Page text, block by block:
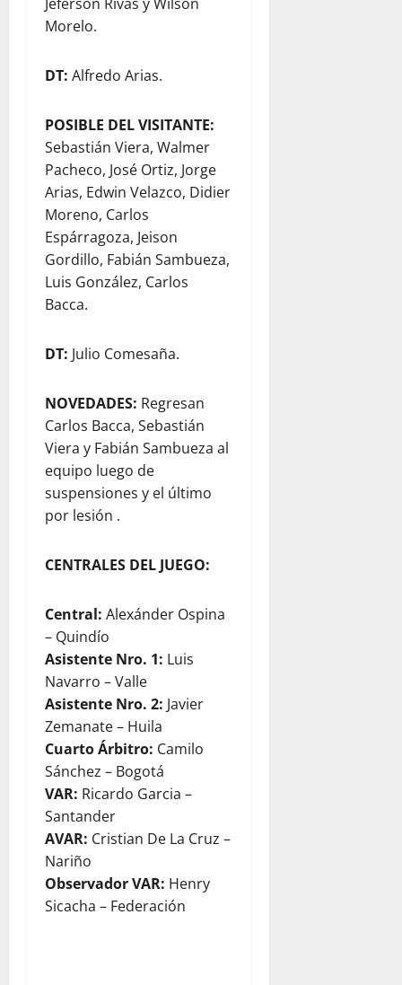
Morelo.
DT: Alfredo Arias.
POSIBLE DEL VISITANTE:
Sebastián Viera, Walmer
Pacheco, José Ortiz, Jorge
Arias, Edwin Velazco, Didier
Moreno, Carlos
Espárragoza, Jeison
Gordillo, Fabián Sambueza,
Luis González, Carlos
Bacca.
DT: Julio Comesaña.
NOVEDADES: Regresan
Carlos Bacca, Sebastián
Viera y Fabián Sambueza al
equipo luego de
suspensiones y el último
por lesión .
CENTRALES DEL JUEGO:
Central: Alexánder Ospina
– Quindío
Asistente Nro. 1: Luis
Navarro – Valle
Asistente Nro. 2: Javier
Zemanate – Huila
Cuarto Árbitro: Camilo
Sánchez – Bogotá
VAR: Ricardo Garcia –
Santander
AVAR: Cristian De La Cruz –
Nariño
Observador VAR: Henry
Sicacha – Federación